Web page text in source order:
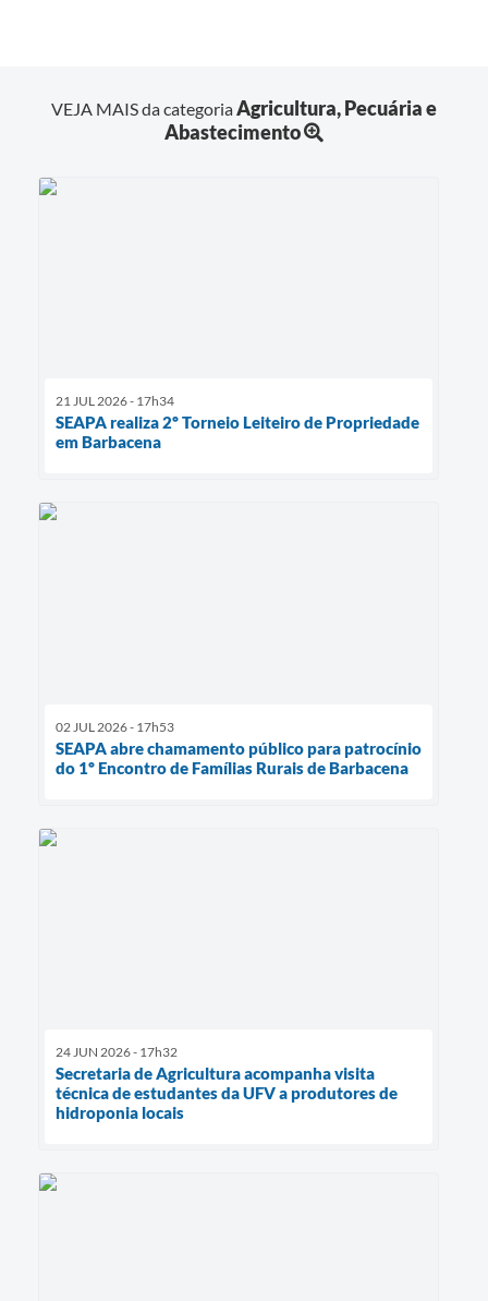
VEJA MAIS da categoriaAgricultura, Pecuária e
Abastecimento
21 JUL 2026 - 17h34
SEAPA realiza 2º Torneio Leiteiro de Propriedade
em Barbacena
02 JUL 2026 - 17h53
SEAPA abre chamamento público para patrocínio
do 1º Encontro de Famílias Rurais de Barbacena
24 JUN 2026 - 17h32
Secretaria de Agricultura acompanha visita
técnica de estudantes da UFV a produtores de
hidroponia locais